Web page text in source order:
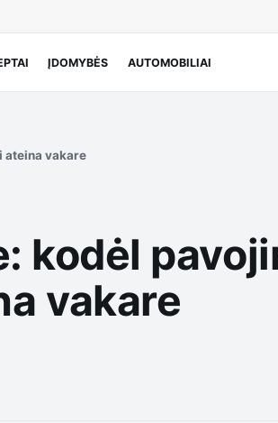
ĮDOMYBĖS AUTOMOBILIAI
ateina vakare
kodėl
vakare